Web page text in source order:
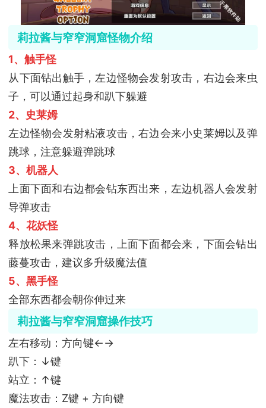
莉拉酱与窄窄洞窟怪物介绍
1、触手怪
从下面钻出触手，左边怪物会发射攻击，右边会来虫
子，可以通过起身和趴下躲避
2、史莱姆
左边怪物会发射粘液攻击，右边会来小史莱姆以及弹
跳球，注意躲避弹跳球
3、机器人
上面下面和右边都会钻东西出来，左边机器人会发射
导弹攻击
4、花妖怪
释放松果来弹跳攻击，上面下面都会来，下面会钻出
藤蔓攻击，建议多升级魔法值
5、黑手怪
全部东西都会朝你伸过来
莉拉酱与窄窄洞窟操作技巧
左右移动：方向键←→
趴下：↓键
站立：↑键
魔法攻击：Z键 + 方向键